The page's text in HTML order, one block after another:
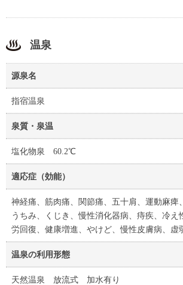
温泉
源泉名
指宿温泉
泉質・泉温
塩化物泉 60.2℃
適応症（効能）
神経痛、筋肉痛、関節痛、五十肩、運動麻痺
うちみ、くじき、慢性消化器病、痔疾、冷え
労回復、健康増進、やけど、慢性皮膚病、虚
温泉の利用形態
天然温泉 放流式 加水有り